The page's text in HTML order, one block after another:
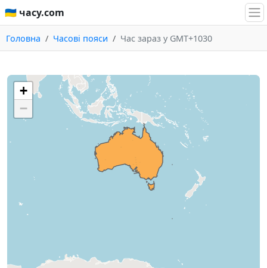
🇺🇦 часу.com
Головна Часові пояси Час зараз у GMT+1030
+
−